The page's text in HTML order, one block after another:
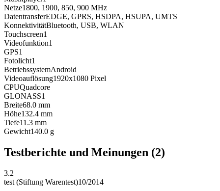
Netze1800, 1900, 850, 900 MHz
DatentransferEDGE, GPRS, HSDPA, HSUPA, UMTS
KonnektivitätBluetooth, USB, WLAN
Touchscreen1
Videofunktion1
GPS1
Fotolicht1
BetriebssystemAndroid
Videoauflösung1920x1080 Pixel
CPUQuadcore
GLONASS1
Breite68.0 mm
Höhe132.4 mm
Tiefe11.3 mm
Gewicht140.0 g
Testberichte und Meinungen (2)
3.2
test (Stiftung Warentest)10/2014